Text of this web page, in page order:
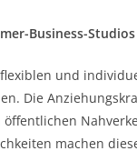
Business-
und
Die
machen